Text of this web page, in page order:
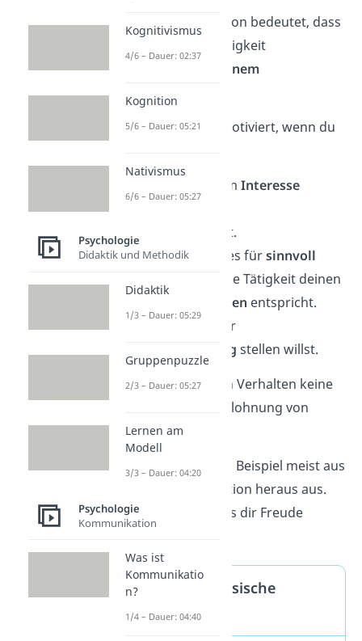
Intrinsische Motivation bedeutet, dass
, eine Tätigkeit
auszuführen
deinem
Innerenkommt.
Du bist intrinsisch motiviert, wenn du
aus persönlichem Interesse
aus
machst.
machst, weil du es fürsinnvoll
hältst und weil die Tätigkeit deinen
Wertvorstellungen entspricht.
weil du dich einer
Herausforderung stellen willst.
Du brauchst für dein Verhalten keine
Bestätigung oder Belohnung von
außen.
Hobbys übst du zum Beispiel meist aus
intrinsischer Motivation heraus aus.
Du machst es, weil es dir Freude
Definition intrinsische
Motivation
Kognitivismus
4/6 – Dauer: 02:37
Kognition
5/6 – Dauer: 05:21
Nativismus
6/6 – Dauer: 05:27
Psychologie
Didaktik und Methodik
Didaktik
1/3 – Dauer: 05:29
Gruppenpuzzle
2/3 – Dauer: 05:27
Lernen am
Modell
3/3 – Dauer: 04:20
Psychologie
Kommunikation
Was ist
Kommunikatio
n?
1/4 – Dauer: 04:40